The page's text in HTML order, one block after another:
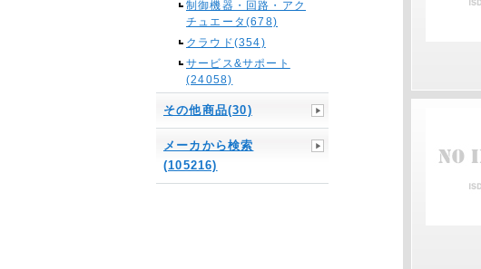
制御機器・回路・アク
チュエータ(678)
クラウド(354)
サービス&サポート
(24058)
その他商品(30)
メーカから検索
(105216)